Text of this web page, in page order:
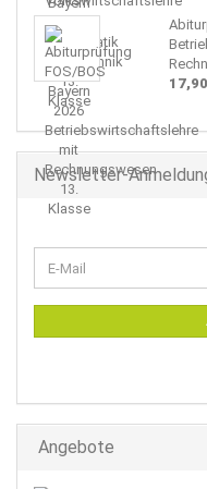
Newsletter-
ZUR
E-
Mail
Angebote